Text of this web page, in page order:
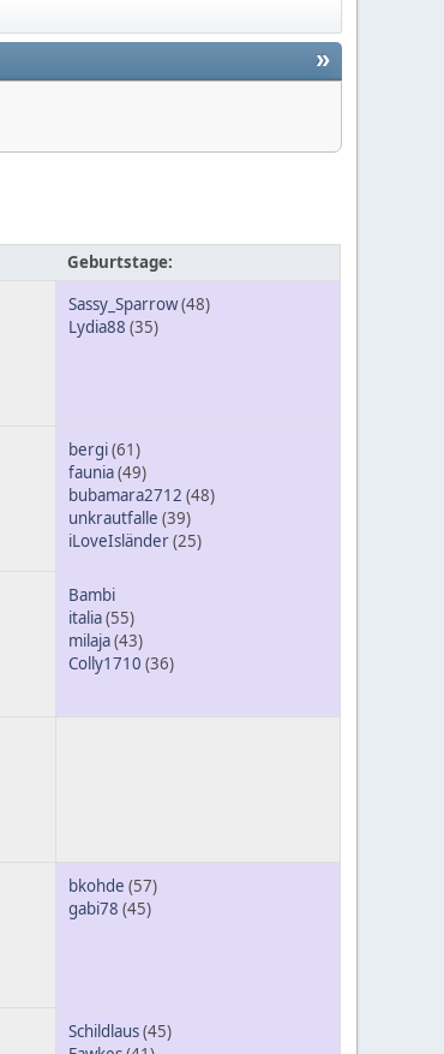
»
Geburtstage:
Sassy_Sparrow(48)
Lydia88 (35)
bergi(61)
faunia(49)
bubamara2712 (48)
unkrautfalle (39)
iLoveIsländer(25)
Bambi
italia(55)
milaja(43)
Colly1710 (36)
bkohde (57)
gabi78 (45)
Schildlaus(45)